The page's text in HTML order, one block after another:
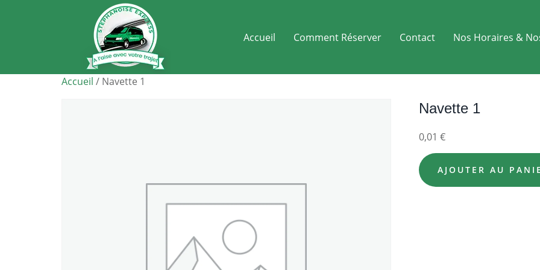
Accueil Comment Réserver Contact Nos Horaires &
Accueil / Navette 1
Navette 1
0,01 €
AJOUTER AU